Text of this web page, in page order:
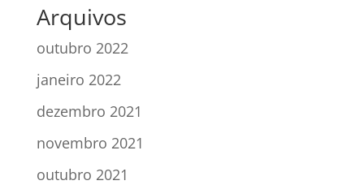
Arquivos
outubro 2022
janeiro 2022
dezembro 2021
novembro 2021
outubro 2021